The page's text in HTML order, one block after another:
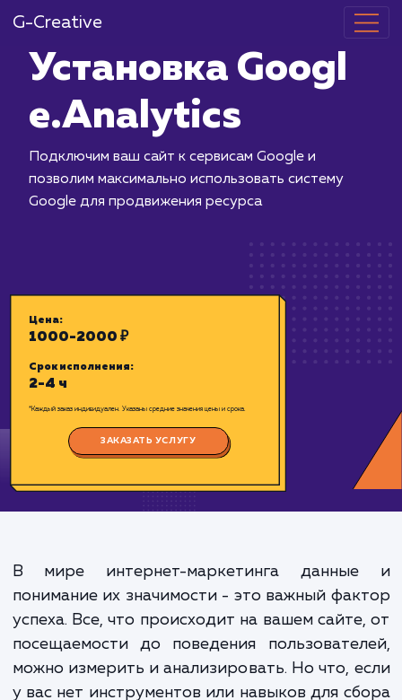
G-Creative
Установка
e.Analytics
Цена:
Срок исполнения:
*Каждый заказ индивидуален. Указаны средние значения цены и срока.
В мире интернет-маркетинга
понимание их значимости - это важный
успеха. Все, что происходит на вашем